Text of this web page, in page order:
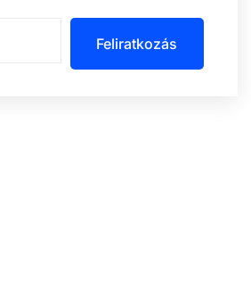
Feliratkozás